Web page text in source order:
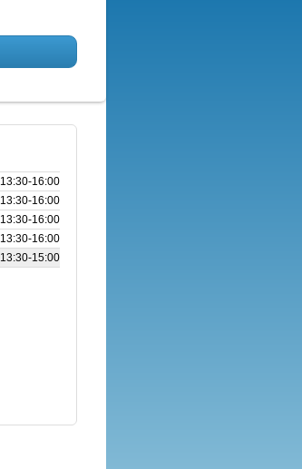
13:30‑16:00
13:30‑16:00
13:30‑16:00
13:30‑16:00
13:30‑15:00